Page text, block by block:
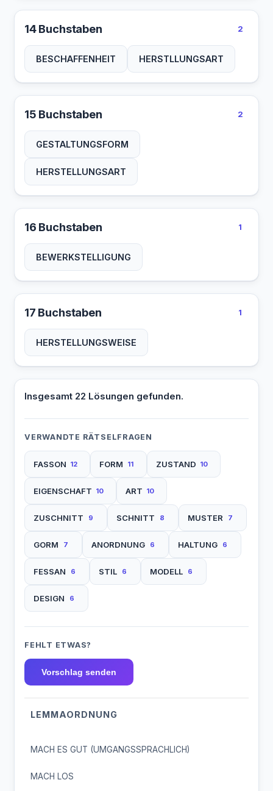
14 Buchstaben 2
BESCHAFFENHEIT HERSTLLUNGSART
15 Buchstaben 2
GESTALTUNGSFORM
HERSTELLUNGSART
16 Buchstaben 1
BEWERKSTELLIGUNG
17 Buchstaben 1
HERSTELLUNGSWEISE
Insgesamt 22 Lösungen gefunden.
VERWANDTE RÄTSELFRAGEN
FASSON 12 FORM 11 ZUSTAND 10
EIGENSCHAFT 10 ART 10
ZUSCHNITT 9 SCHNITT 8 MUSTER 7
GORM 7 ANORDNUNG 6 HALTUNG 6
FESSAN 6 STIL 6 MODELL 6
DESIGN 6
FEHLT ETWAS?
Vorschlag senden
LEMMAORDNUNG
MACH ES GUT (UMGANGSSPRACHLICH)
MACH LOS